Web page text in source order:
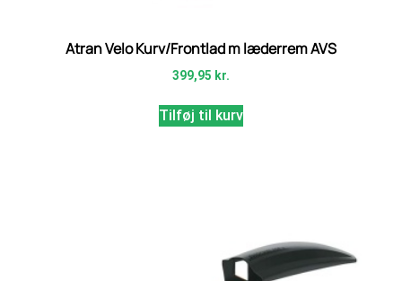
Atran Velo Kurv/Frontlad m læderrem AVS
399,95 kr.
Tilføj til kurv